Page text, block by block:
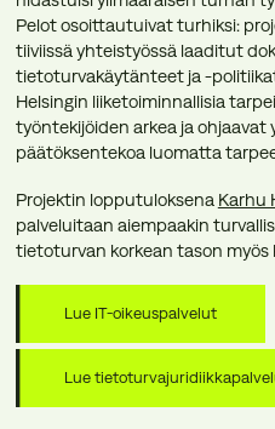
Pelot osoittautuivat turhiksi:
tiiviissä yhteistyössä laaditut
tietoturvakäytänteet ja -
Helsingin liiketoiminnallisia
työntekijöiden arkea ja ohjaavat
päätöksentekoa luomatta
Projektin lopputuloksena Karhu
palveluitaan aiempaakin
tietoturvan korkean tason myös
Lue IT-oikeuspalvelut
Lue